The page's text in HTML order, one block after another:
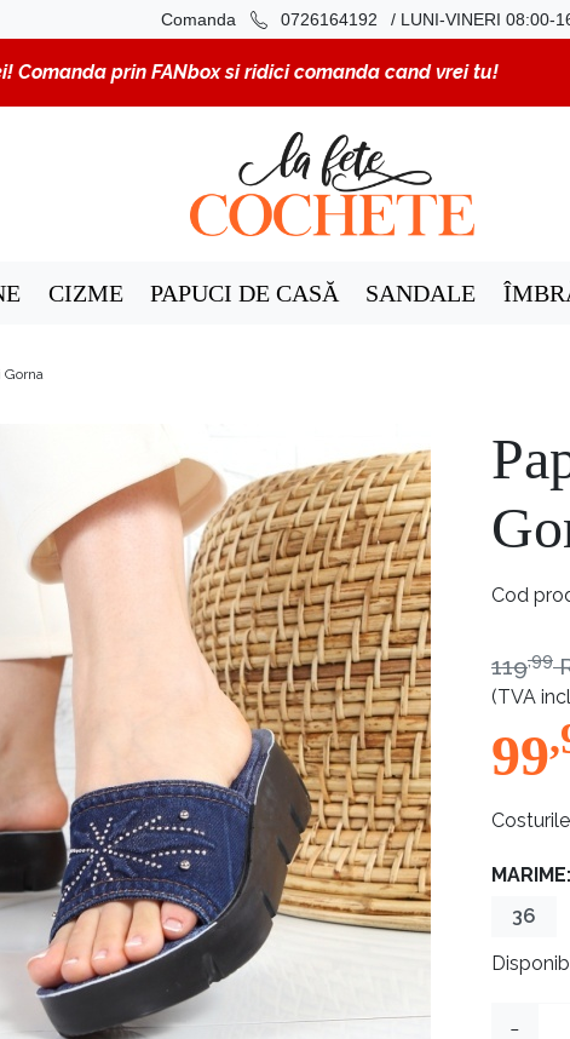
Comanda 0726164192 / LUNI-VINERI 08:00-
Comanda prin FANbox si ridici comanda cand vrei tu!
CIZME PAPUCI DE CASĂ SANDALE
Gorna
Cod
99
(TVA
119,99
MARIME:
36
−